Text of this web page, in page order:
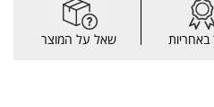
באחריות שאל על המוצר